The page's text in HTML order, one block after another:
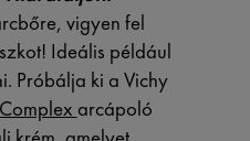
vigyen fel
Ideális például
Próbálja ki a Vichy
arcápoló